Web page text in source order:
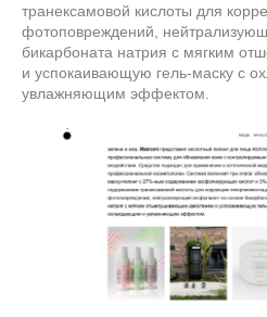
транексамовой кислоты для
фотоповреждений,
бикарбоната натрия с мягким
и успокаивающую гель-маску с
увлажняющим эффектом.